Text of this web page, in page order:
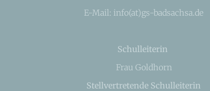
E-Mail: info(at)gs-badsachsa.de
Schulleiterin
Frau Goldhorn
Stellvertretende Schulleiterin